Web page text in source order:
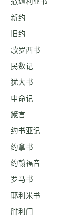
新约
旧约
歌罗西书
民数记
犹大书
申命记
箴言
约书亚记
约拿书
约翰福音
罗马书
耶利米书
腓利门